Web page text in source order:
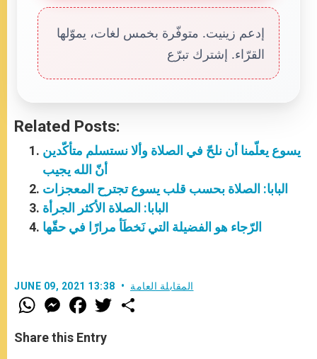
إدعم زينيت. متوفّرة بخمس لغات، يموّلها
القرّاء. إشترك تبرّع
Related Posts:
يسوع يعلّمنا أن نلحّ في الصلاة وألا نستسلم متأكّدين
أنّ الله يجيب
البابا: الصلاة بحسب قلب يسوع تجترح المعجزات
البابا: الصلاة الأكثر الجرأة
الرّجاء هو الفضيلة التي نَخطَأ مرارًا في حقّها
JUNE 09, 2021 13:38 المقابلة العامة
W
h
t
s
M
e
s
e
F
a
e
b
T
w
Share this Entry